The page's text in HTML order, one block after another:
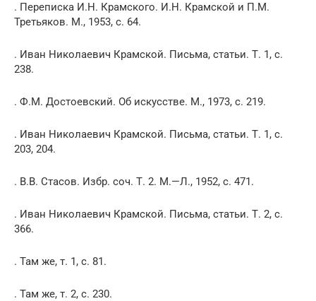
. Переписка И.Н. Крамского. И.Н. Крамской и П.М.
Третьяков. М., 1953, с. 64.
. Иван Николаевич Крамской. Письма, статьи. Т. 1, с.
238.
. Ф.М. Достоевский. Об искусстве. М., 1973, с. 219.
. Иван Николаевич Крамской. Письма, статьи. Т. 1, с.
203, 204.
. В.В. Стасов. Избр. соч. Т. 2. М.—Л., 1952, с. 471.
. Иван Николаевич Крамской. Письма, статьи. Т. 2, с.
366.
. Там же, т. 1, с. 81.
. Там же, т. 2, с. 230.